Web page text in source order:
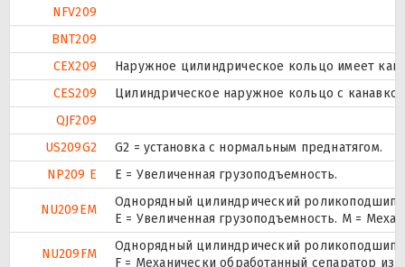
NFV209
BNT209
CEX209
Наружное цилиндрическое кольцо имеет
CES209
Цилиндрическое наружное кольцо с
QJF209
US209G2
G2 = установка с нормальным преднатягом.
NP209 E
Е = Увеличенная грузоподъемность.
NU209EM
Однорядный цилиндрический
E = Увеличенная грузоподъемность. М =
NU209FM
Однорядный цилиндрический
F = Механически обработанный сепаратор